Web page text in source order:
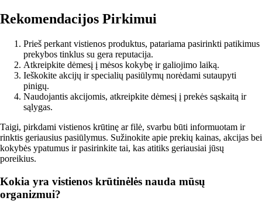
Rekomendacijos Pirkimui
Prieš perkant vistienos produktus, patariama pasirinkti patikimus
prekybos tinklus su gera reputacija.
Atkreipkite dėmesį į mėsos kokybę ir galiojimo laiką.
Ieškokite akcijų ir specialių pasiūlymų norėdami sutaupyti
pinigų.
Naudojantis akcijomis, atkreipkite dėmesį į prekės sąskaitą ir
sąlygas.
Taigi, pirkdami vistienos krūtinę ar filė, svarbu būti informuotam ir
rinktis geriausius pasiūlymus. Sužinokite apie prekių kainas, akcijas bei
kokybės ypatumus ir pasirinkite tai, kas atitiks geriausiai jūsų
poreikius.
Kokia yra vistienos krūtinėlės nauda mūsų
organizmui?